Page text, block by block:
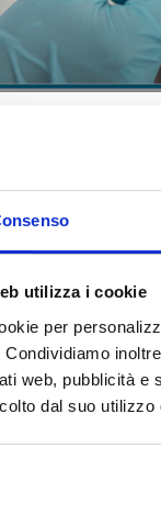
utilizza i cookie
per
Condividiamo
web, pubblicità e
dal suo utilizzo
delle
il Covid?
effettuati
vaccino contro il